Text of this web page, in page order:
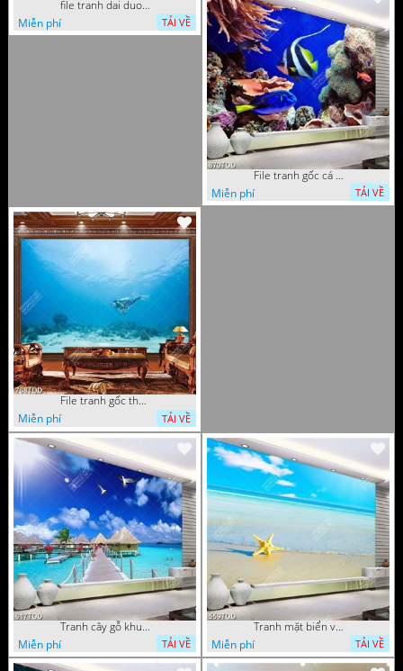
file tranh dai duong bien trang tri tuong phong khach
Miễn phí
TẢI VỀ
File tranh gốc cá và san hô dưới đáy biển
Miễn phí
TẢI VỀ
File tranh gốc thợ lặn dưới đại dương
Miễn phí
TẢI VỀ
Tranh cây gỗ khu nghỉ dưỡng trên biển đẹp
Miễn phí
TẢI VỀ
Tranh mặt biển và sao biển chất lượng cao
Miễn phí
TẢI VỀ